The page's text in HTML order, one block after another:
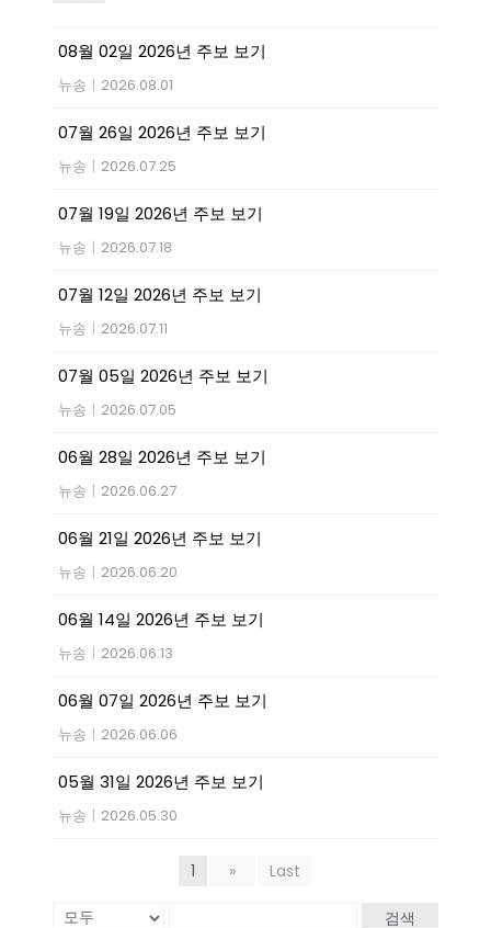
08월 02일 2026년 주보 보기
뉴송 | 2026.08.01
07월 26일 2026년 주보 보기
뉴송 | 2026.07.25
07월 19일 2026년 주보 보기
뉴송 | 2026.07.18
07월 12일 2026년 주보 보기
뉴송 | 2026.07.11
07월 05일 2026년 주보 보기
뉴송 | 2026.07.05
06월 28일 2026년 주보 보기
뉴송 | 2026.06.27
06월 21일 2026년 주보 보기
뉴송 | 2026.06.20
06월 14일 2026년 주보 보기
뉴송 | 2026.06.13
06월 07일 2026년 주보 보기
뉴송 | 2026.06.06
05월 31일 2026년 주보 보기
뉴송 | 2026.05.30
1 » Last
검색